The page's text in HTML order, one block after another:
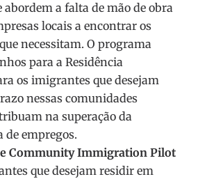
abordem a falta de mão de obra
locais a encontrar os
necessitam. O programa
para a Residência
os imigrantes que desejam
nessas comunidades
na superação da
de empregos.
Community Immigration Pilot
que desejam residir em